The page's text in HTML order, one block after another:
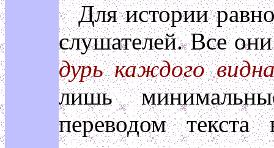
Для истории
слушателей. Все
дурь каждого
лишь
переводом